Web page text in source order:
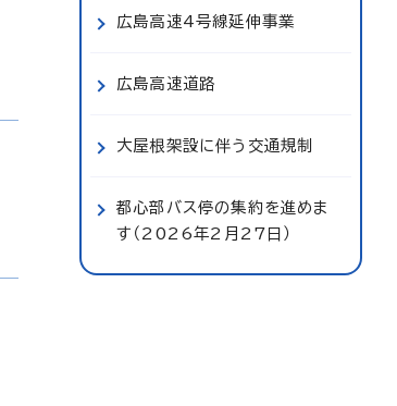
広島高速4号線延伸事業
広島高速道路
大屋根架設に伴う交通規制
都心部バス停の集約を進めま
す（2026年2月27日）